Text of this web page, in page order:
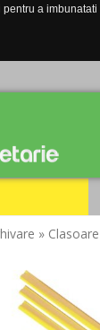
a
»